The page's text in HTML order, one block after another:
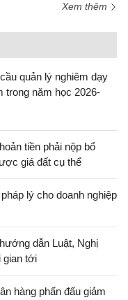
Xem thêm
quản lý nghiêm dạy
trong năm học 2026-
tiền phải nộp bổ
giá đất cụ thể
lý cho doanh nghiệp
dẫn Luật, Nghị
gian tới
hàng phấn đấu giảm